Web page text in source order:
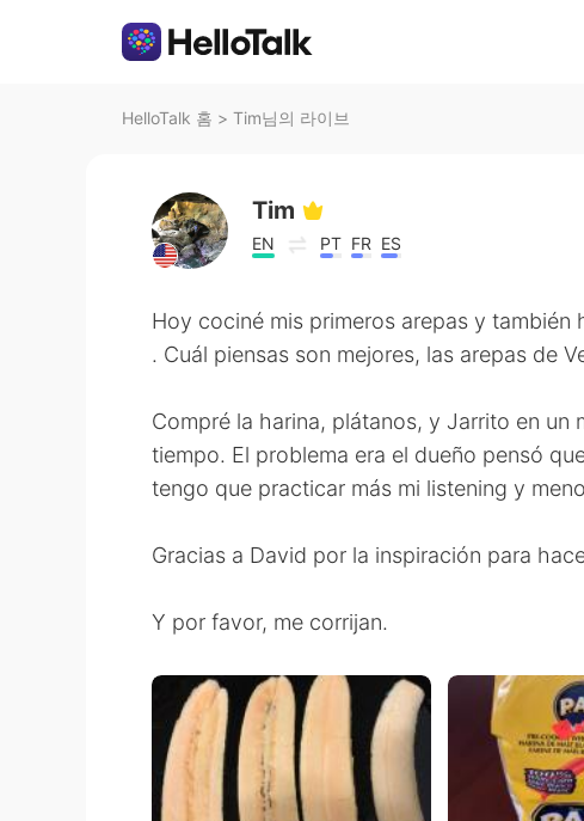
HelloTalk 홈 > Tim님의 라이브
Tim
EN PT FR ES
Hoy cociné mis primeros arepas y también
. Cuál piensas son mejores, las arepas de
Compré la harina, plátanos, y Jarrito en
tiempo. El problema era el dueño pensó
tengo que practicar más mi listening y
Gracias a David por la inspiración para
Y por favor, me corrijan.